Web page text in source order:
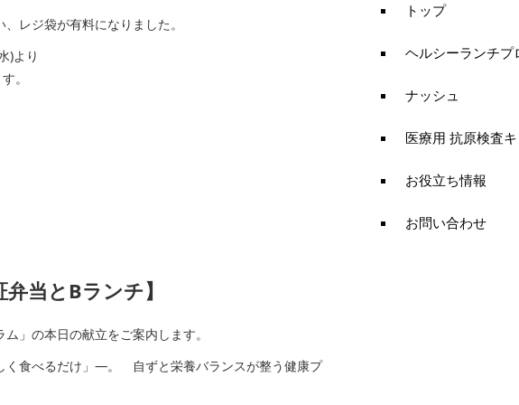
ジ袋が有料になりました。
より
。
とBランチ】
」の本日の献立をご案内します。
く食べるだけ」―。 自ずと栄養バランスが整う健康プ
トップ
ヘルシーランチプ
ナッシュ
医療用 抗原検査キ
お役立ち情報
お問い合わせ